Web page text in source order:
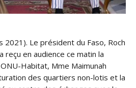
2021). Le président du Faso, Roch
reçu en audience ce matin la
Habitat, Mme Maimunah
des quartiers non-lotis et la